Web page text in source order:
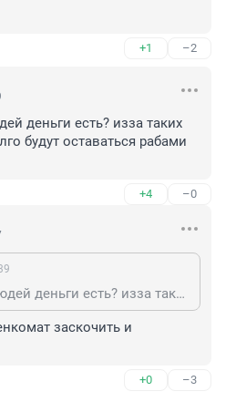
+1 –2
деньги есть? изза таких
будут оставаться рабами
+4 –0
за что? за то что у людей деньги есть? изза таких как ты росяне ещё долго будут оставаться рабами москвы
заскочить и
+0 –3